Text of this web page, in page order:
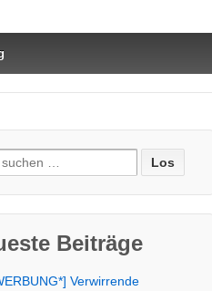
Beiträge
Verwirrende